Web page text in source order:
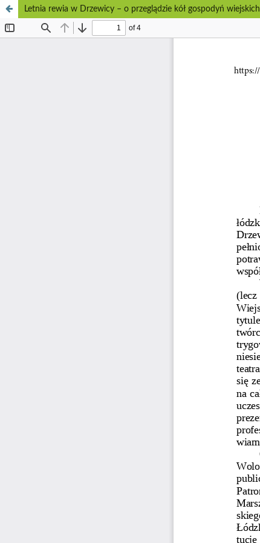
Letnia rewia w Drzewicy – o przeglądzie kół gospodyń wiejskich